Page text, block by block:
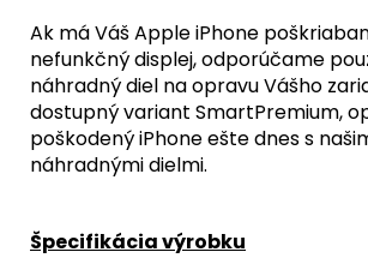
Ak má Váš Apple iPhone
nefunkčný displej, odporúčame
náhradný diel na opravu Vášho
dostupný variant SmartPremium,
poškodený iPhone ešte dnes s
náhradnými dielmi.
Špecifikácia výrobku